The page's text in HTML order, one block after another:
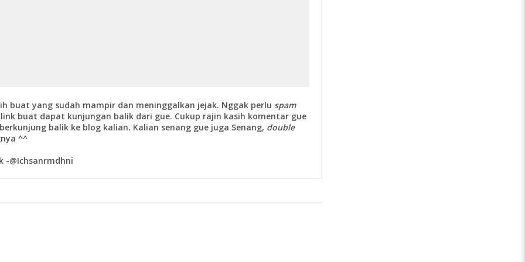
buat yang sudah mampir dan meninggalkan jejak. Nggak perlu spam
buat dapat kunjungan balik dari gue. Cukup rajin kasih komentar gue
balik ke blog kalian. Kalian senang gue juga Senang, double
^^
-@Ichsanrmdhni